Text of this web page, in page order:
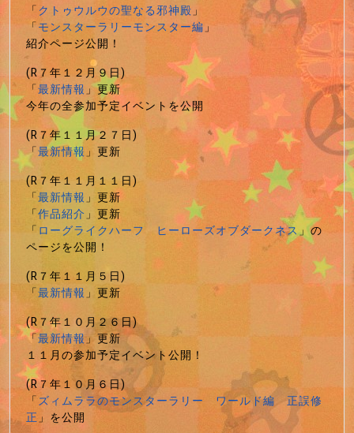
「クトゥウルウの聖なる邪神殿」
「モンスターラリーモンスター編」
紹介ページ公開！
(R７年１２月９日)
「最新情報」更新
今年の全参加予定イベントを公開
(R７年１１月２７日)
「最新情報」更新
(R７年１１月１１日)
「最新情報」更新
「作品紹介」更新
「ローグライクハーフ ヒーローズオブダークネス」の
ページを公開！
(R７年１１月５日)
「最新情報」更新
(R７年１０月２６日)
「最新情報」更新
１１月の参加予定イベント公開！
(R７年１０月６日)
「ズィムララのモンスターラリー ワールド編 正誤修
正」を公開